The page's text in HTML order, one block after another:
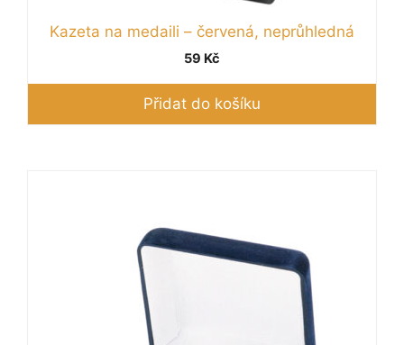
Kazeta na medaili – červená, neprůhledná
59 Kč
Přidat do košíku